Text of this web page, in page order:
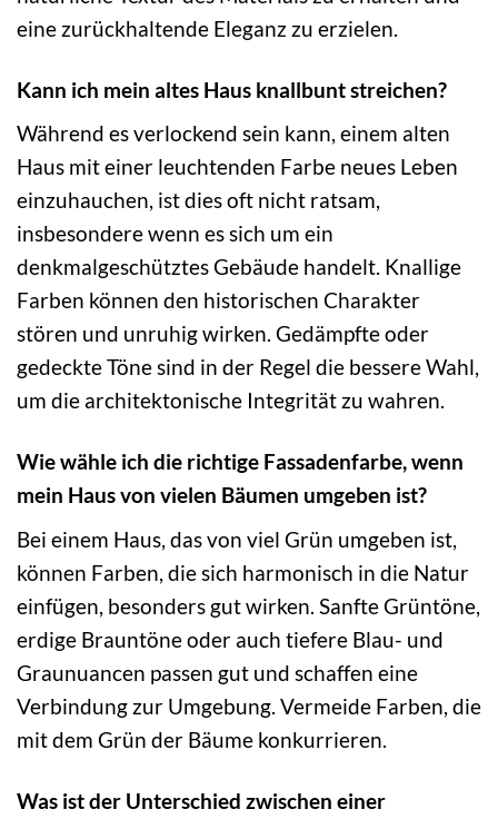
eine zurückhaltende Eleganz zu erzielen.
Kann ich mein altes Haus knallbunt streichen?
Während es verlockend sein kann, einem alten
Haus mit einer leuchtenden Farbe neues Leben
einzuhauchen, ist dies oft nicht ratsam,
insbesondere wenn es sich um ein
denkmalgeschütztes Gebäude handelt. Knallige
Farben können den historischen Charakter
stören und unruhig wirken. Gedämpfte oder
gedeckte Töne sind in der Regel die bessere Wahl,
um die architektonische Integrität zu wahren.
Wie wähle ich die richtige Fassadenfarbe, wenn
mein Haus von vielen Bäumen umgeben ist?
Bei einem Haus, das von viel Grün umgeben ist,
können Farben, die sich harmonisch in die Natur
einfügen, besonders gut wirken. Sanfte Grüntöne,
erdige Brauntöne oder auch tiefere Blau- und
Graunuancen passen gut und schaffen eine
Verbindung zur Umgebung. Vermeide Farben, die
mit dem Grün der Bäume konkurrieren.
Was ist der Unterschied zwischen einer